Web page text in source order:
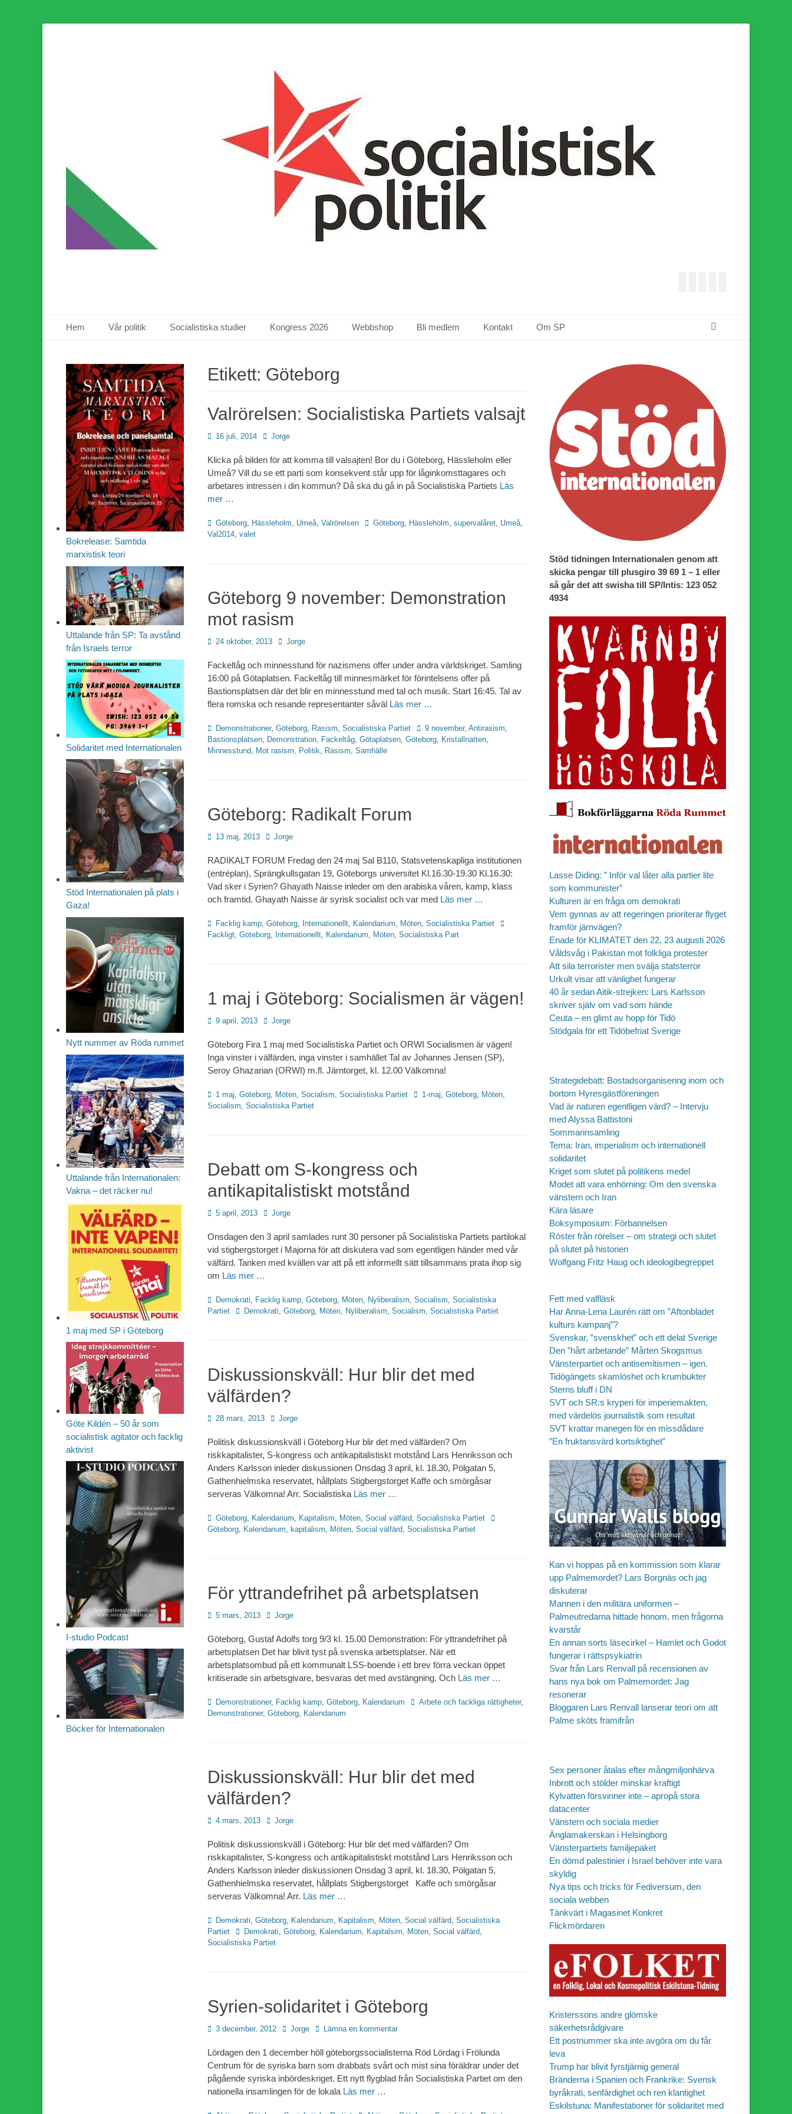
Primär meny
Hem Vår politik Socialistiska studier Kongress 2026 Webbshop Bli medlem Kontakt Om SP
Etikett: Göteborg
Valrörelsen: Socialistiska Partiets valsajt
Publicerad
16 juli, 2014 Författare
Jorge
Klicka på bilden för att komma till valsajten! Bor du i Göteborg, Hässleholm eller
Umeå? Vill du se ett parti som konsekvent står upp för låginkomsttagares och
arbetares intressen i din kommun? Då ska du gå in på Socialistiska Partiets Läs
mer …
Kategorier
Göteborg, Hässleholm, Umeå, Valrörelsen Etiketter
Göteborg, Hässleholm, supervalåret, Umeå,
Val2014, valet
Göteborg 9 november: Demonstration
mot rasism
Publicerad
24 oktober, 2013 Författare
Jorge
Fackeltåg och minnesstund för nazismens offer under andra världskriget. Samling
16:00 på Götaplatsen. Fackeltåg till minnesmärket för förintelsens offer på
Bastionsplatsen där det blir en minnesstund med tal och musik. Start 16:45. Tal av
flera romska och resande representanter såväl Läs mer …
Kategorier
Demonstrationer, Göteborg, Rasism, Socialistiska Partiet Etiketter
9 november, Antirasism,
Bastionsplatsen, Demonstration, Fackeltåg, Götaplatsen, Göteborg, Kristallnatten,
Minnesstund, Mot rasism, Politik, Rasism, Samhälle
Göteborg: Radikalt Forum
Publicerad
13 maj, 2013 Författare
Jorge
RADIKALT FORUM Fredag den 24 maj Sal B110, Statsvetenskapliga institutionen
(entréplan), Sprängkullsgatan 19, Göteborgs universitet Kl.16.30-19.30 Kl.16.30:
Vad sker i Syrien? Ghayath Naisse inleder om den arabiska våren, kamp, klass
och framtid. Ghayath Naisse är syrisk socialist och var med Läs mer …
Kategorier
Facklig kamp, Göteborg, Internationellt, Kalendarium, Möten, Socialistiska Partiet
Etiketter
Fackligt, Göteborg, Internationellt, Kalendarium, Möten, Socialistiska Part
1 maj i Göteborg: Socialismen är vägen!
Publicerad
9 april, 2013 Författare
Jorge
Göteborg Fira 1 maj med Socialistiska Partiet och ORWI Socialismen är vägen!
Inga vinster i välfärden, inga vinster i samhället Tal av Johannes Jensen (SP),
Seroy Ghazarian (ORWI) m.fl. Järntorget, kl. 12.00 Välkomna!
Kategorier
1 maj, Göteborg, Möten, Socialism, Socialistiska Partiet Etiketter
1-maj, Göteborg, Möten,
Socialism, Socialistiska Partiet
Debatt om S-kongress och
antikapitalistiskt motstånd
Publicerad
5 april, 2013 Författare
Jorge
Onsdagen den 3 april samlades runt 30 personer på Socialistiska Partiets partilokal
vid stigbergstorget i Majorna för att diskutera vad som egentligen händer med vår
välfärd. Tanken med kvällen var att på ett informellt sätt tillsammans prata ihop sig
om Läs mer …
Kategorier
Demokrati, Facklig kamp, Göteborg, Möten, Nyliberalism, Socialism, Socialistiska
Partiet
Etiketter
Demokrati, Göteborg, Möten, Nyliberalism, Socialism, Socialistiska Partiet
Diskussionskväll: Hur blir det med
välfärden?
Publicerad
28 mars, 2013 Författare
Jorge
Politisk diskussionskväll i Göteborg Hur blir det med välfärden? Om
riskkapitalister, S-kongress och antikapitalistiskt motstånd Lars Henriksson och
Anders Karlsson inleder diskussionen Onsdag 3 april, kl. 18.30, Pölgatan 5,
Gathenhielmska reservatet, hållplats Stigbergstorget Kaffe och smörgåsar
serveras Välkomna! Arr. Socialistiska Läs mer …
Kategorier
Göteborg, Kalendarium, Kapitalism, Möten, Social välfärd, Socialistiska Partiet
Etiketter
Göteborg, Kalendarium, kapitalism, Möten, Social välfärd, Socialistiska Partiet
För yttrandefrihet på arbetsplatsen
Publicerad
5 mars, 2013 Författare
Jorge
Göteborg, Gustaf Adolfs torg 9/3 kl. 15.00 Demonstration: För yttrandefrihet på
arbetsplatsen Det har blivit tyst på svenska arbetsplatser. När ett
arbetsplatsombud på ett kommunalt LSS-boende i ett brev förra veckan öppet
kritiserade sin arbetsgivare, besvaras det med avstängning. Och Läs mer …
Kategorier
Demonstrationer, Facklig kamp, Göteborg, Kalendarium Etiketter
Arbete och fackliga rättigheter,
Demonstrationer, Göteborg, Kalendarium
Diskussionskväll: Hur blir det med
välfärden?
Publicerad
4 mars, 2013 Författare
Jorge
Politisk diskussionskväll i Göteborg: Hur blir det med välfärden? Om
riskkapitalister, S-kongress och antikapitalistiskt motstånd Lars Henriksson och
Anders Karlsson inleder diskussionen Onsdag 3 april, kl. 18.30, Pölgatan 5,
Gathenhielmska reservatet, hållplats Stigbergstorget Kaffe och smörgåsar
serveras Välkomna! Arr. Läs mer …
Kategorier
Demokrati, Göteborg, Kalendarium, Kapitalism, Möten, Social välfärd, Socialistiska
Partiet
Etiketter
Demokrati, Göteborg, Kalendarium, Kapitalsim, Möten, Social välfärd,
Socialistiska Partiet
Syrien-solidaritet i Göteborg
Publicerad
3 december, 2012 Författare
Jorge Lämna en kommentar
Lördagen den 1 december höll göteborgssocialisterna Röd Lördag i Frölunda
Centrum för de syriska barn som drabbats svårt och mist sina föräldrar under det
pågående syriska inbördeskriget. Ett nytt flygblad från Socialistiska Partiet om den
nationella insamlingen för de lokala Läs mer …
Stöd tidningen Internationalen genom att
skicka pengar till plusgiro 39 69 1 – 1 eller
så går det att swisha till SP/Intis: 123 052
4934
Lasse Diding: ” Inför val låter alla partier lite
som kommunister”
Kulturen är en fråga om demokrati
Vem gynnas av att regeringen prioriterar flyget
framför järnvägen?
Enade för KLIMATET den 22, 23 augusti 2026
Våldsvåg i Pakistan mot folkliga protester
Att sila terrorister men svälja statsterror
Urkult visar att vänlighet fungerar
40 år sedan Aitik-strejken: Lars Karlsson
skriver själv om vad som hände
Ceuta – en glimt av hopp för Tidö
Stödgala för ett Tidöbefriat Sverige
Strategidebatt: Bostadsorganisering inom och
bortom Hyresgästföreningen
Vad är naturen egentligen värd? – Intervju
med Alyssa Battistoni
Sommarinsamling
Tema: Iran, imperialism och internationell
solidaritet
Kriget som slutet på politikens medel
Modet att vara enhörning: Om den svenska
vänstern och Iran
Kära läsare
Boksymposium: Förbannelsen
Röster från rörelser – om strategi och slutet
på slutet på historien
Wolfgang Fritz Haug och ideologibegreppet
Fett med valfläsk
Har Anna-Lena Laurén rätt om ”Aftonbladet
kulturs kampanj”?
Svenskar, ”svenskhet” och ett delat Sverige
Den ”hårt arbetande” Mårten Skogsmus
Vänsterpartiet och antisemitismen – igen.
Tidögängets skamlöshet och krumbukter
Sterns bluff i DN
SVT och SR:s kryperi för imperiemakten,
med värdelös journalistik som resultat
SVT krattar manegen för en missdådare
”En fruktansvärd kortsiktighet”
Kan vi hoppas på en kommission som klarar
upp Palmemordet? Lars Borgnäs och jag
diskuterar
Mannen i den militära uniformen –
Palmeutredarna hittade honom, men frågorna
kvarstår
En annan sorts läsecirkel – Hamlet och Godot
fungerar i rättspsykiatrin
Svar från Lars Renvall på recensionen av
hans nya bok om Palmemordet: Jag
resonerar
Bloggaren Lars Renvall lanserar teori om att
Palme sköts framifrån
Sex personer åtalas efter mångmiljonhärva
Inbrott och stölder minskar kraftigt
Kylvatten försvinner inte – apropå stora
datacenter
Vänstern och sociala medier
Änglamakerskan i Helsingborg
Vänsterpartiets familjepaket
En dömd palestinier i Israel behöver inte vara
skyldig
Nya tips och tricks för Fediversum, den
sociala webben
Tänkvärt i Magasinet Konkret
Flickmördaren
Kristerssons andre glömske
säkerhetsrådgivare
Ett postnummer ska inte avgöra om du får
leva
Trump har blivit fyrstjärnig general
Bränderna i Spanien och Frankrike: Svensk
byråkrati, senfärdighet och ren klantighet
Eskilstuna: Manifestationer för solidaritet med
Bokrelease: Samtida
marxistisk teori
Uttalande från SP: Ta avstånd
från Israels terror
Solidaritet med Internationalen
Stöd Internationalen på plats i
Gaza!
Nytt nummer av Röda rummet
Uttalande från Internationalen:
Vakna – det räcker nu!
1 maj med SP i Göteborg
Göte Kildén – 50 år som
socialistisk agitator och facklig
aktivist
I-studio Podcast
Böcker för Internationalen